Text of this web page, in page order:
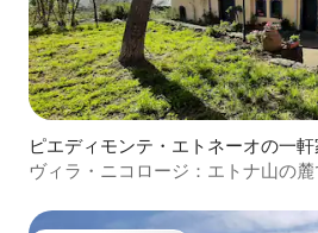
ピエディモンテ・エトネーオの一軒
ヴィラ・ニコロージ：エトナ山の